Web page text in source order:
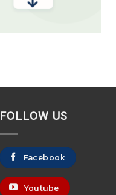
FOLLOW US
Facebook
Youtube